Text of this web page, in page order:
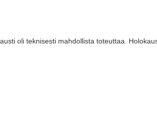
oli teknisesti mahdollista toteuttaa.